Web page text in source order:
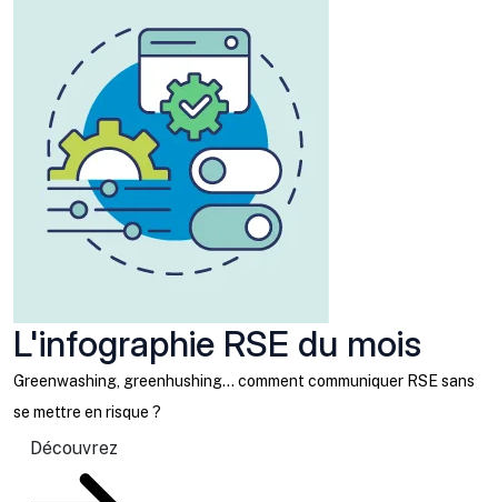
L'infographie RSE du mois
Greenwashing, greenhushing… comment communiquer RSE sans
se mettre en risque ?
Découvrez